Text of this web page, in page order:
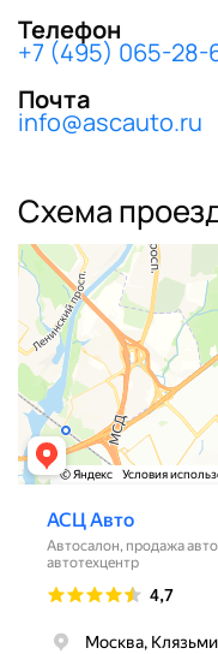
Телефон
+7 (495) 065-28-
Почта
info@ascauto.ru
Схема